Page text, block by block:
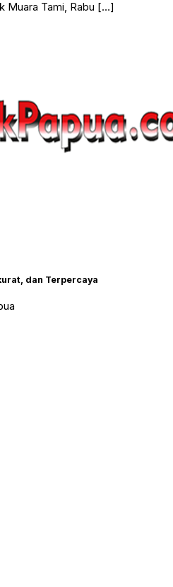
Muara Tami, Rabu […]
dan Terpercaya